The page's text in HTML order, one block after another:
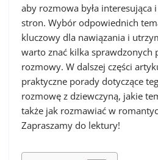
aby rozmowa była interesująca
stron. Wybór odpowiednich
kluczowy dla nawiązania i
warto znać kilka sprawdzonych
rozmowy. W dalszej części
praktyczne porady dotyczące
rozmowę z dziewczyną, jakie
także jak rozmawiać w
Zapraszamy do lektury!